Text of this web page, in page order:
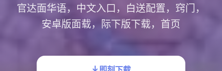
官达面华语，中文入口，白送配置，窍门，
安卓版面载，际下版下载，首页